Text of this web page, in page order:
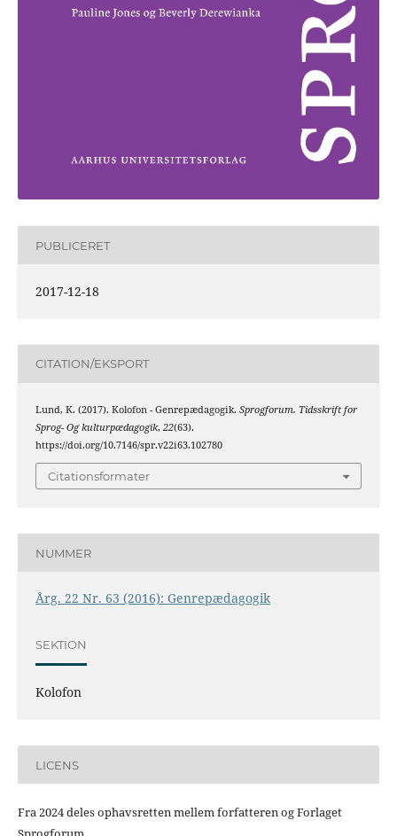
PUBLICERET
2017-12-18
CITATION/EKSPORT
Lund, K. (2017). Kolofon - Genrepædagogik. Sprogforum. Tidsskrift for
Sprog- Og kulturpædagogik, 22(63).
https://doi.org/10.7146/spr.v22i63.102780
Citationsformater
NUMMER
Årg. 22 Nr. 63 (2016): Genrepædagogik
SEKTION
Kolofon
LICENS
Fra 2024 deles ophavsretten mellem forfatteren og Forlaget